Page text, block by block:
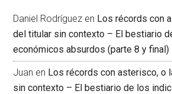
Daniel Rodríguez en Los récords con
del titular sin contexto – El bestiario
económicos absurdos (parte 8 y final)
Juan en Los récords con asterisco, o
sin contexto – El bestiario de los